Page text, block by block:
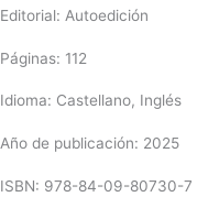
Editorial: Autoedición
Páginas: 112
Idioma: Castellano, Inglés
Año de publicación: 2025
ISBN: 978-84-09-80730-7